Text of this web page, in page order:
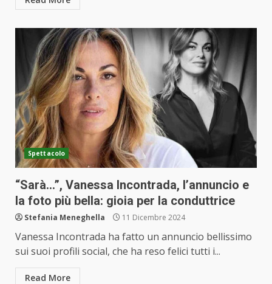
Spettacolo
“Sarà…”, Vanessa Incontrada, l’annuncio e
la foto più bella: gioia per la conduttrice
Stefania Meneghella 11 Dicembre 2024
Vanessa Incontrada ha fatto un annuncio bellissimo
sui suoi profili social, che ha reso felici tutti i...
Read More